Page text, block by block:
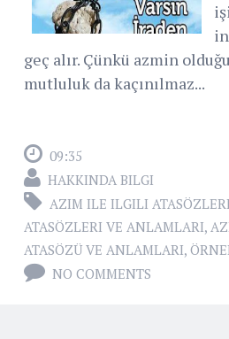
geç alır. Çünkü azmin
mutluluk da kaçınılmaz...
09:35
HAKKINDA BILGI
AZIM ILE ILGILI ATASÖZLERI
ATASÖZLERI VE ANLAMLARI,
ATASÖZÜ VE ANLAMLARI,
NO COMMENTS